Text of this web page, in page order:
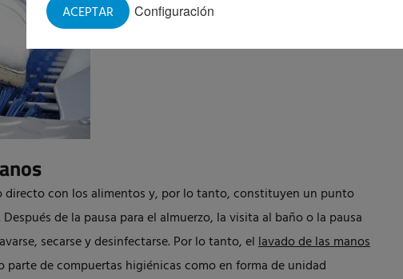
Configuración
ACEPTAR
directo con los alimentos y, por lo tanto, constituyen un punto
de la pausa para el almuerzo, la visita al baño o la pausa
secarse y desinfectarse. Por lo tanto, ellavado de las manos
de compuertas higiénicas como en forma de unidad